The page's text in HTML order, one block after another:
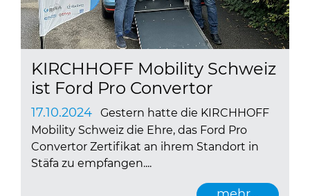
KIRCHHOFF Mobility Schweiz
ist Ford Pro Convertor
17.10.2024
Gestern hatte die KIRCHHOFF
Mobility Schweiz die Ehre, das Ford Pro
Convertor Zertifikat an ihrem Standort in
Stäfa zu empfangen....